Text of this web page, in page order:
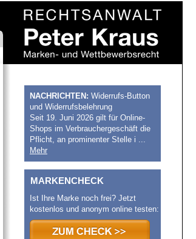
NACHRICHTEN: Widerrufs-Button
und Widerrufsbelehrung
Seit 19. Juni 2026 gilt für Online-
Shops im Verbrauchergeschäft die
Pflicht, an prominenter Stelle i ...
Mehr
MARKENCHECK
Ist Ihre Marke noch frei? Jetzt
kostenlos und anonym online testen: